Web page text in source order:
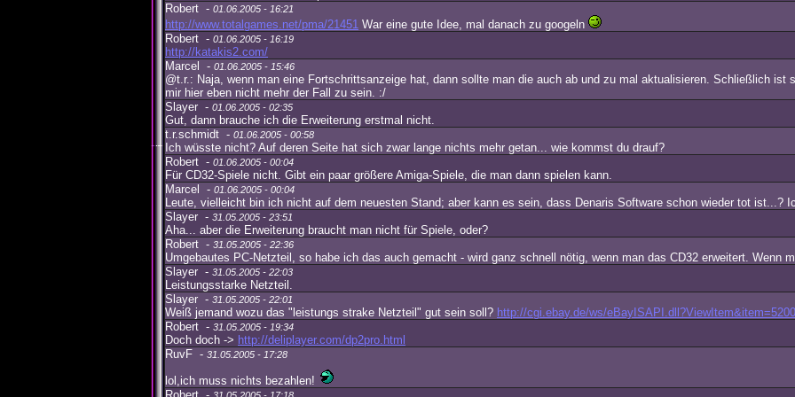
Robert - 01.06.2005 - 16:21
http://www.totalgames.net/pma/21451 War eine gute Idee, mal danach zu googeln
Robert - 01.06.2005 - 16:19
http://katakis2.com/
Marcel - 01.06.2005 - 15:46
@t.r.: Naja, wenn man eine Fortschrittsanzeige hat, dann sollte man die auch ab und zu mal aktualisieren. Schließlich
mir hier eben nicht mehr der Fall zu sein. :/
Slayer - 01.06.2005 - 02:35
Gut, dann brauche ich die Erweiterung erstmal nicht.
t.r.schmidt - 01.06.2005 - 00:58
Ich wüsste nicht? Auf deren Seite hat sich zwar lange nichts mehr getan... wie kommst du drauf?
Robert - 01.06.2005 - 00:04
Für CD32-Spiele nicht. Gibt ein paar größere Amiga-Spiele, die man dann spielen kann.
Marcel - 01.06.2005 - 00:04
Leute, vielleicht bin ich nicht auf dem neuesten Stand; aber kann es sein, dass Denaris Software schon wieder tot ist...?
Slayer - 31.05.2005 - 23:51
Aha... aber die Erweiterung braucht man nicht für Spiele, oder?
Robert - 31.05.2005 - 22:36
Umgebautes PC-Netzteil, so habe ich das auch gemacht - wird ganz schnell nötig, wenn man das CD32 erweitert. Wenn
Slayer - 31.05.2005 - 22:03
Leistungsstarke Netzteil.
Slayer - 31.05.2005 - 22:01
Weiß jemand wozu das "leistungs strake Netzteil" gut sein soll? http://cgi.ebay.de/ws/
Robert - 31.05.2005 - 19:34
Doch doch -> http://deliplayer.com/dp2pro.html
RuvF - 31.05.2005 - 17:28
lol,ich muss nichts bezahlen!